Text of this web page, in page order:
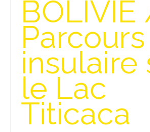
Tokyo
Malaisie
Cameron Highlands
Penang
Singapour
Vietnam
Parcours
insulaire
le Lac
Titicaca